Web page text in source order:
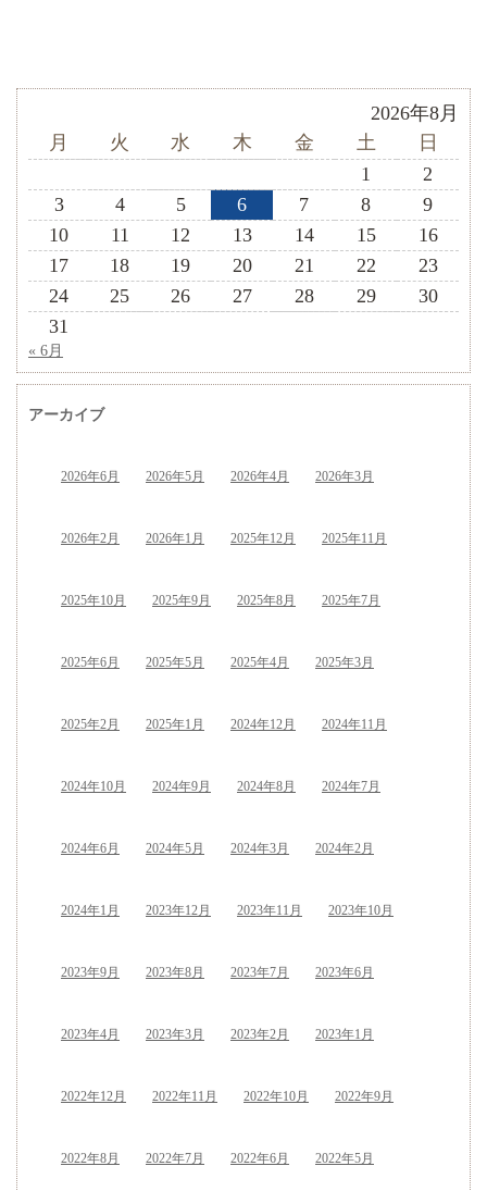
2026年8月
月
火 水 木 金 土
日
1
2
3
4 5 6 7 8
9
10
11 12 13 14 15
16
17
18 19 20 21 22
23
24
25 26 27 28 29
30
31
« 6月
アーカイブ
2026年6月 2026年5月 2026年4月 2026年3月
2026年2月 2026年1月 2025年12月 2025年11月
2025年10月 2025年9月 2025年8月 2025年7月
2025年6月 2025年5月 2025年4月 2025年3月
2025年2月 2025年1月 2024年12月 2024年11月
2024年10月 2024年9月 2024年8月 2024年7月
2024年6月 2024年5月 2024年3月 2024年2月
2024年1月 2023年12月 2023年11月 2023年10月
2023年9月 2023年8月 2023年7月 2023年6月
2023年4月 2023年3月 2023年2月 2023年1月
2022年12月 2022年11月 2022年10月 2022年9月
2022年8月 2022年7月 2022年6月 2022年5月